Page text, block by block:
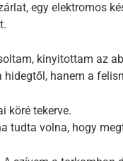
egy elektromos
kinyitottam az
hanem a
köré tekerve.
tudta volna, hogy